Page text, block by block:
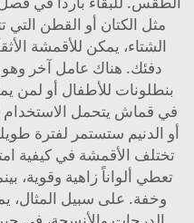
مثل الكتان أو القطن التي
الشتاء، يمكن للأقمشة
دفئك. هناك عامل آخر وهو
بنطلونات للأطفال أو لمن
في قماش يتحمل الاستخدام
أو الدنيم ستستمر لفترة
تختلف الأقمشة في كيفية
تعطي ألواناً زاهية وقوية،
وخفة. على سبيل المثال،